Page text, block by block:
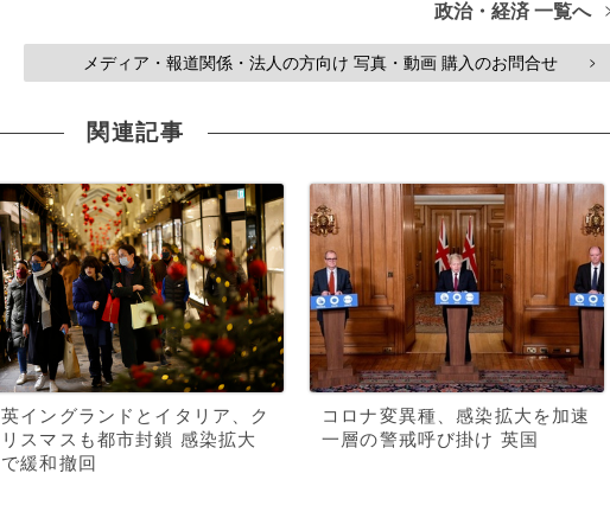
政治・経済 一覧へ
メディア・報道関係・法人の方向け 写真・動画 購入のお問合せ >
関連記事
英イングランドとイタリア、ク
リスマスも都市封鎖 感染拡大
で緩和撤回
コロナ変異種、感染拡大を加速
一層の警戒呼び掛け 英国